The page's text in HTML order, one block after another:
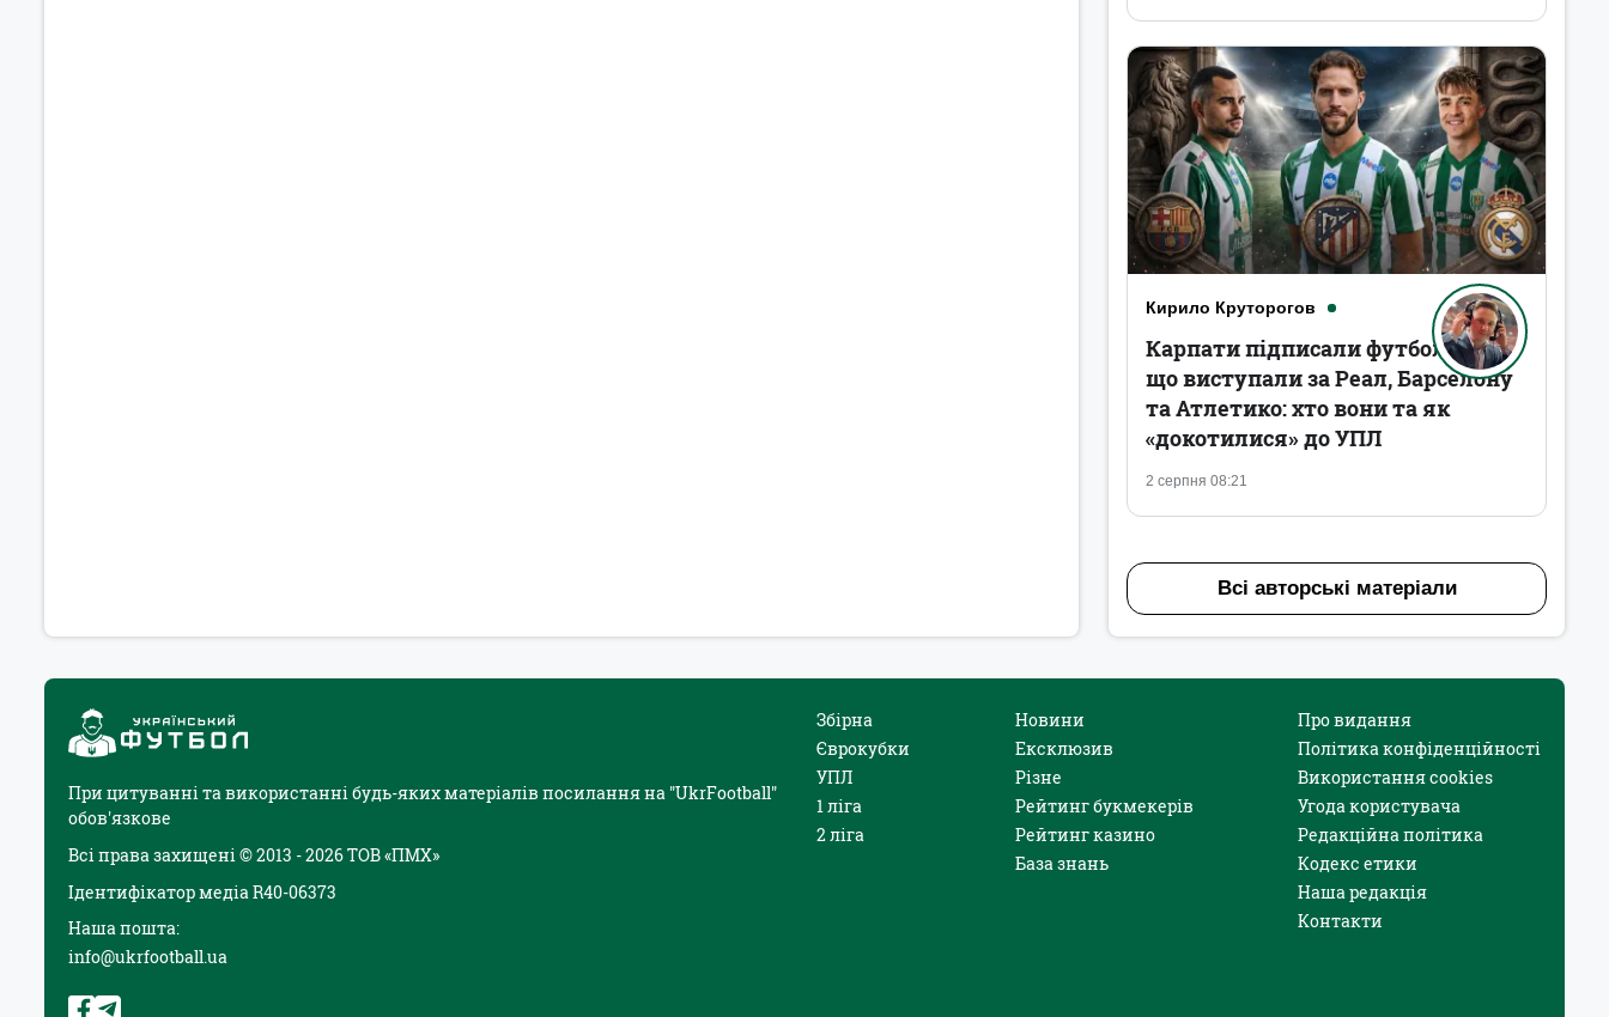
Кирило Круторогов
2 серпня 08:21
Карпати підписали футболістів,
що виступали за Реал, Барселону
та Атлетико: хто вони та як
«докотилися» до УПЛ
Всі авторські матеріали
При цитуванні та використанні будь-яких матеріалів посилання на "UkrFootball"
обов'язкове
Всі права захищені © 2013 - 2026 ТОВ «ПМХ»
Ідентифікатор медіа R40-06373
Наша пошта:
info@ukrfootball.ua
Збірна
Єврокубки
УПЛ
1 ліга
2 ліга
Новини
Ексклюзив
Різне
Рейтинг букмекерів
Рейтинг казино
База знань
Про видання
Політика конфіденційності
Використання cookies
Угода користувача
Редакційна політика
Кодекс етики
Наша редакція
Контакти